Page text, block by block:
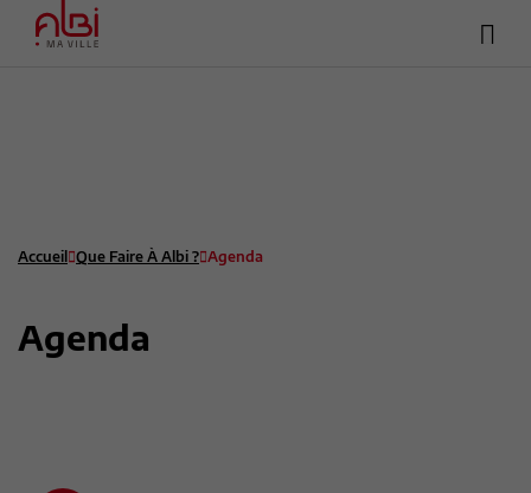
Accueil Que Faire À Albi ? Agenda
Agenda